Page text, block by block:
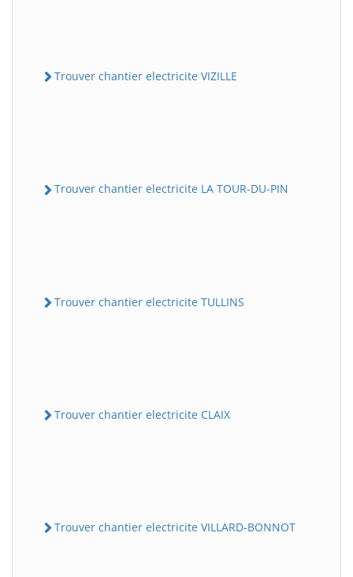
Trouver chantier electricite VIZILLE
Trouver chantier electricite LA TOUR-DU-PIN
Trouver chantier electricite TULLINS
Trouver chantier electricite CLAIX
Trouver chantier electricite VILLARD-BONNOT